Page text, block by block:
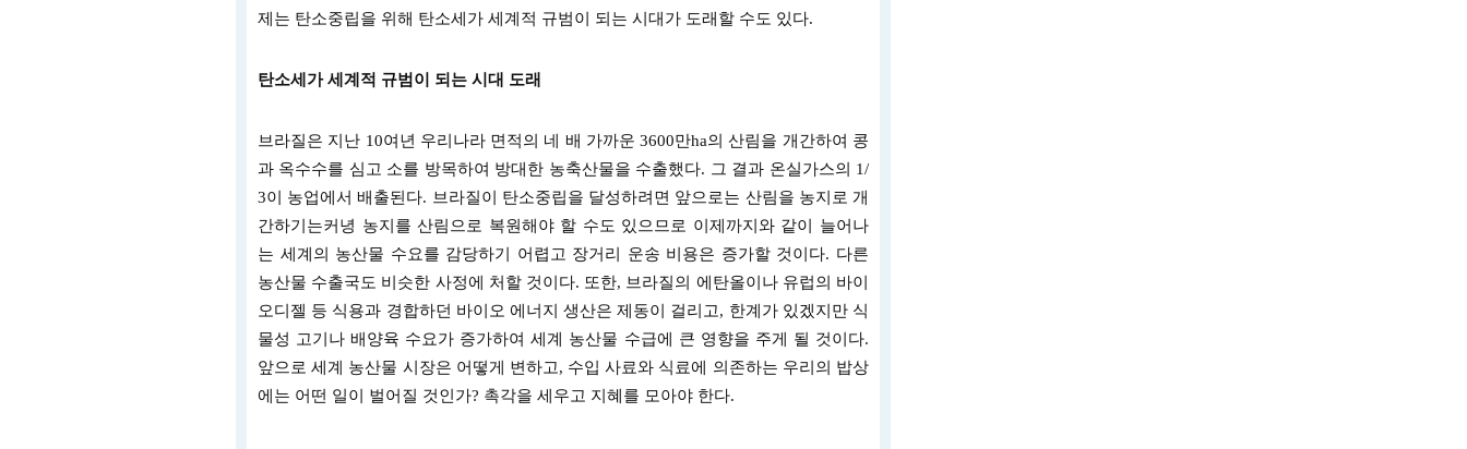
제는 탄소중립을 위해 탄소세가 세계적 규범이 되는 시대가 도래할 수도 있다.
탄소세가 세계적 규범이 되는 시대 도래
브라질은 지난 10여년 우리나라 면적의 네 배 가까운 3600만ha의 산림을 개간하여 콩
과 옥수수를 심고 소를 방목하여 방대한 농축산물을 수출했다. 그 결과 온실가스의 1/
3이 농업에서 배출된다. 브라질이 탄소중립을 달성하려면 앞으로는 산림을 농지로 개
간하기는커녕 농지를 산림으로 복원해야 할 수도 있으므로 이제까지와 같이 늘어나
는 세계의 농산물 수요를 감당하기 어렵고 장거리 운송 비용은 증가할 것이다. 다른
농산물 수출국도 비슷한 사정에 처할 것이다. 또한, 브라질의 에탄올이나 유럽의 바이
오디젤 등 식용과 경합하던 바이오 에너지 생산은 제동이 걸리고, 한계가 있겠지만 식
물성 고기나 배양육 수요가 증가하여 세계 농산물 수급에 큰 영향을 주게 될 것이다.
앞으로 세계 농산물 시장은 어떻게 변하고, 수입 사료와 식료에 의존하는 우리의 밥상
에는 어떤 일이 벌어질 것인가? 촉각을 세우고 지혜를 모아야 한다.